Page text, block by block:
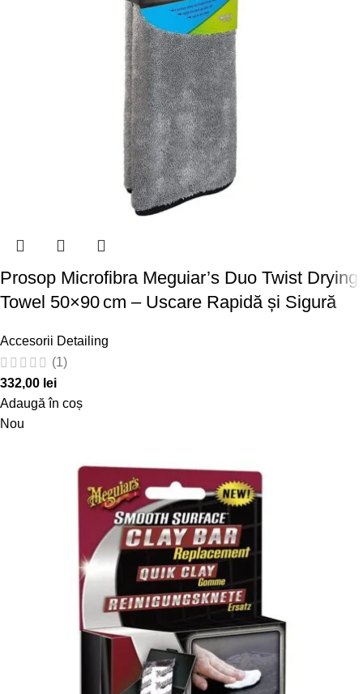
Prosop Microfibra Meguiar’s Duo Twist Drying
Towel 50×90 cm – Uscare Rapidă și Sigură
Accesorii Detailing
(1)
332,00 lei
Adaugă în coș
Nou